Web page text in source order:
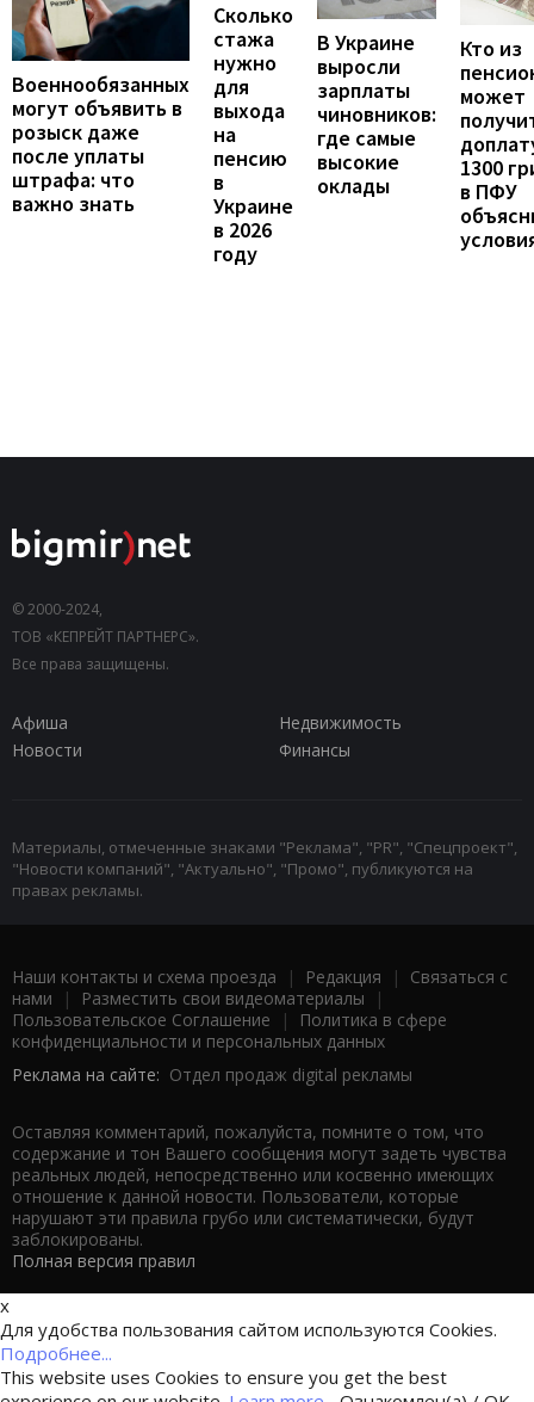
Военнообязанных
могут объявить в
розыск даже
после уплаты
штрафа: что
важно знать
Сколько
стажа
нужно
для
выхода
на
пенсию
в
Украине
в 2026
году
В Украине
выросли
зарплаты
чиновников:
где самые
высокие
оклады
Кто из
может
1300
в ПФУ
© 2000-2024,
ТОВ «КЕПРЕЙТ ПАРТНЕРС».
Все права защищены.
Афиша
Недвижимость
Новости
Финансы
Материалы, отмеченные знаками "Реклама", "PR", "Спецпроект",
"Новости компаний", "Актуально", "Промо", публикуются на
правах рекламы.
Наши контакты и схема проезда | Редакция | Связаться с
нами | Разместить свои видеоматериалы |
Пользовательское Соглашение |
Политика в сфере
конфиденциальности и персональных данных
Реклама на сайте: Отдел продаж digital рекламы
Оставляя комментарий, пожалуйста, помните о том, что
содержание и тон Вашего сообщения могут задеть чувства
реальных людей, непосредственно или косвенно имеющих
отношение к данной новости. Пользователи, которые
нарушают эти правила грубо или систематически, будут
заблокированы.
Полная версия правил
x
Для удобства пользования сайтом используются Cookies.
Подробнее...
This website uses Cookies to ensure you get the best